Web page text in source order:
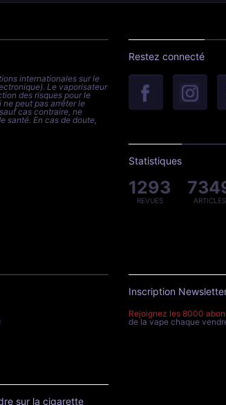
internationales sur le
Le vaporisateur
des risques pour le
peut pas arrêter le
cas contraire, ne
santé. En cas de doute,
Restez connecté
Statistiques
1293
REVUES ARTICLES
sur la cigarette
Inscription
Rejoignez les 8000
de la vape chaque